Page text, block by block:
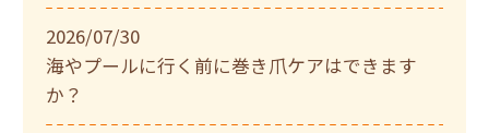
2026/07/30
海やプールに行く前に巻き爪ケアはできます
か？